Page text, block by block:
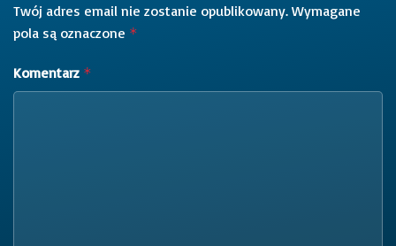
Twój adres email nie zostanie opublikowany. Wymagane
pola są oznaczone *
Komentarz *